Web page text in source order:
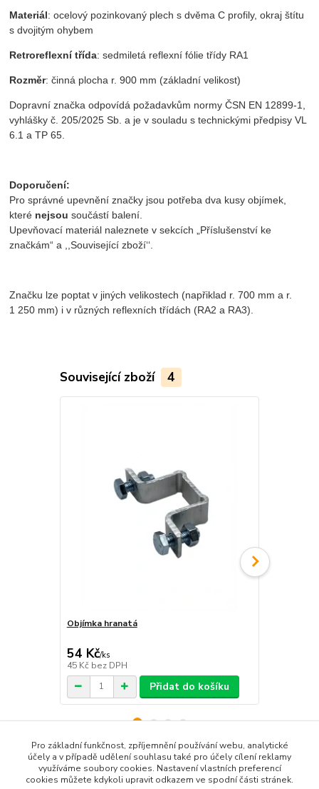
Materiál: ocelový pozinkovaný plech s dvěma C profily, okraj štítu
s dvojitým ohybem
Retroreflexní třída: sedmiletá reflexní fólie třídy RA1
Rozměr: činná plocha r. 900 mm (základní velikost)
Dopravní značka odpovídá požadavkům normy ČSN EN 12899-1,
vyhlášky č. 205/2025 Sb. a je v souladu s technickými předpisy VL
6.1 a TP 65.
Doporučení:
Pro správné upevnění značky jsou potřeba dva kusy objímek,
které nejsou součástí balení.
Upevňovací materiál naleznete v sekcích „Příslušenství ke
značkám“ a ,,Související zboží‘‘.
Značku lze poptat v jiných velikostech (napřiklad r. 700 mm a r.
1 250 mm) i v různých reflexních třídách (RA2 a RA3).
Související zboží 4
Objímka hranatá
54 Kč/ks
45 Kč bez DPH
Přidat do košíku
Zboží zařazeno v kategoriích
Pro základní funkčnost, zpříjemnění používání webu, analytické
účely a v případě udělení souhlasu také pro účely cílení reklamy
využíváme soubory cookies. Nastavení vlastních preferencí
cookies můžete kdykoli upravit odkazem ve spodní části stránek.